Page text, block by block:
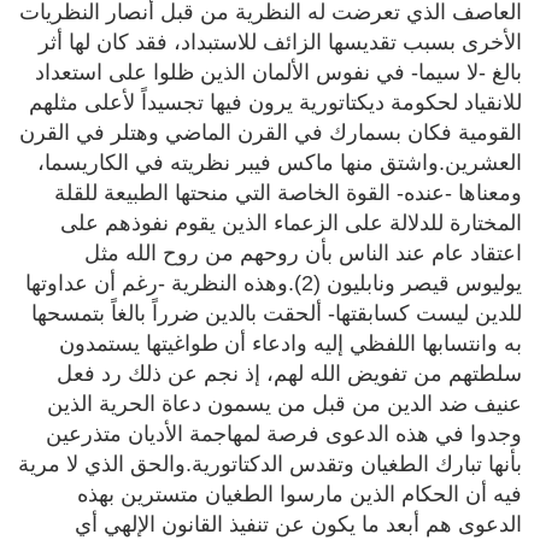
العاصف الذي تعرضت له النظرية من قبل أنصار النظريات
الأخرى بسبب تقديسها الزائف للاستبداد، فقد كان لها أثر
بالغ -لا سيما- في نفوس الألمان الذين ظلوا على استعداد
للانقياد لحكومة ديكتاتورية يرون فيها تجسيداً لأعلى مثلهم
القومية فكان بسمارك في القرن الماضي وهتلر في القرن
العشرين.واشتق منها ماكس فيبر نظريته في الكاريسما،
ومعناها -عنده- القوة الخاصة التي منحتها الطبيعة للقلة
المختارة للدلالة على الزعماء الذين يقوم نفوذهم على
اعتقاد عام عند الناس بأن روحهم من روح الله مثل
يوليوس قيصر ونابليون (2).وهذه النظرية -رغم أن عداوتها
للدين ليست كسابقتها- ألحقت بالدين ضرراً بالغاً بتمسحها
به وانتسابها اللفظي إليه وادعاء أن طواغيتها يستمدون
سلطتهم من تفويض الله لهم، إذ نجم عن ذلك رد فعل
عنيف ضد الدين من قبل من يسمون دعاة الحرية الذين
وجدوا في هذه الدعوى فرصة لمهاجمة الأديان متذرعين
بأنها تبارك الطغيان وتقدس الدكتاتورية.والحق الذي لا مرية
فيه أن الحكام الذين مارسوا الطغيان متسترين بهذه
الدعوى هم أبعد ما يكون عن تنفيذ القانون الإلهي أي